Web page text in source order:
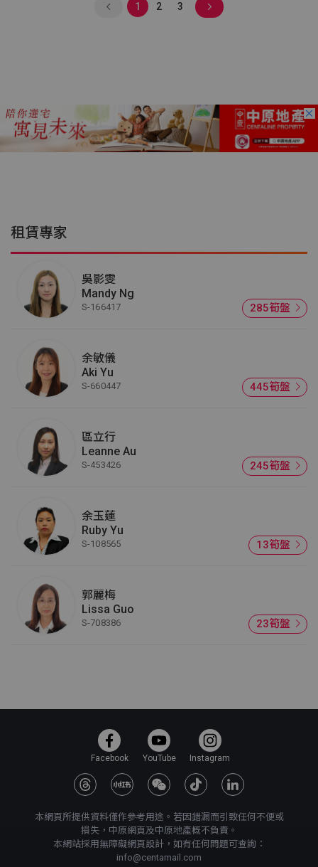
1 2 3
租賃專家
吳影雯
Mandy Ng
S-166417 285筍盤
余敏儀
Aki Yu
S-660447 445筍盤
區立行
Leanne Au
S-453426 245筍盤
余玉蓮
Ruby Yu
S-108565 13筍盤
郭麗梅
Lissa Guo
S-708386 23筍盤
Facebook YouTube Instagram
本網頁所提供資料僅作參考用途。若因錯漏而引致任何不便或
損失，中原網頁及中原地產概不負責。
本網站採用無障礙網頁設計，如有任何問題可查詢：
info@centamail.com